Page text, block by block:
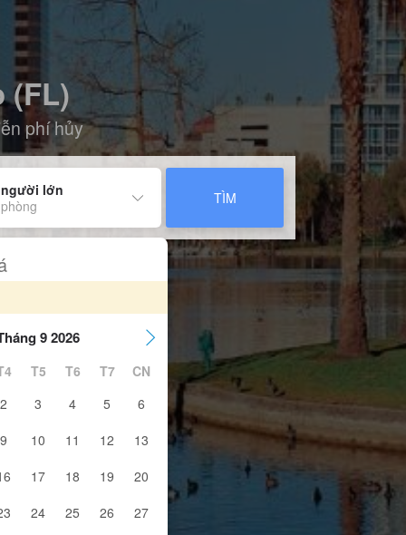
(FL)
phí hủy
lớn
TÌM
9 2026
T5 T6 T7
CN
2
3 4 5
6
9
10 11 12
13
17 18 19
20
24 25 26 27